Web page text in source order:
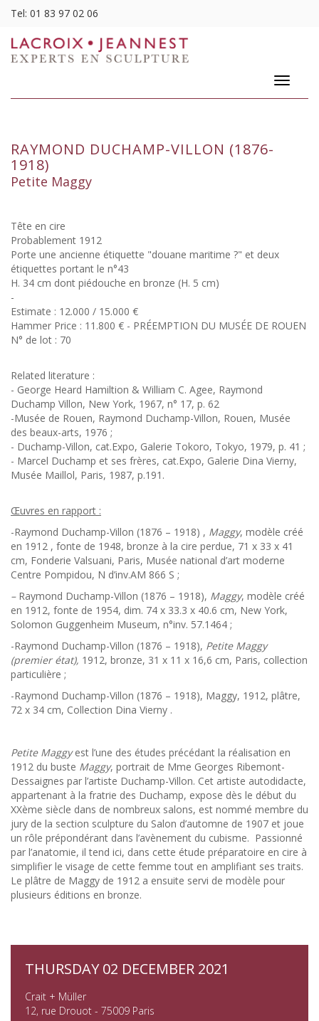
Tel: 01 83 97 02 06
Toggle
RAYMOND DUCHAMP-VILLON (1876-
1918)
Petite Maggy
Tête en cire
Probablement 1912
Porte une ancienne étiquette "douane maritime ?" et deux
étiquettes portant le n°43
H. 34 cm dont piédouche en bronze (H. 5 cm)
-
Estimate : 12.000 / 15.000 €
Hammer Price : 11.800 € - PRÉEMPTION DU MUSÉE DE ROUEN
N° de lot : 70
Related literature :
- George Heard Hamiltion & William C. Agee, Raymond
Duchamp Villon, New York, 1967, n° 17, p. 62
-Musée de Rouen, Raymond Duchamp-Villon, Rouen, Musée
des beaux-arts, 1976 ;
- Duchamp-Villon, cat.Expo, Galerie Tokoro, Tokyo, 1979, p. 41 ;
- Marcel Duchamp et ses frères, cat.Expo, Galerie Dina Vierny,
Musée Maillol, Paris, 1987, p.191.
Œuvres en rapport :
-Raymond Duchamp-Villon (1876 – 1918) , Maggy, modèle créé
en 1912 , fonte de 1948, bronze à la cire perdue, 71 x 33 x 41
cm, Fonderie Valsuani, Paris, Musée national d’art moderne
Centre Pompidou, N d’inv.AM 866 S ;
– Raymond Duchamp-Villon (1876 – 1918), Maggy, modèle créé
en 1912, fonte de 1954, dim. 74 x 33.3 x 40.6 cm, New York,
Solomon Guggenheim Museum, n°inv. 57.1464 ;
-Raymond Duchamp-Villon (1876 – 1918), Petite Maggy
(premier état), 1912, bronze, 31 x 11 x 16,6 cm, Paris, collection
particulière ;
-Raymond Duchamp-Villon (1876 – 1918), Maggy, 1912, plâtre,
72 x 34 cm, Collection Dina Vierny .
Petite Maggyest l’une des études précédant la réalisation en
1912 du buste Maggy, portrait de Mme Georges Ribemont-
Dessaignes par l’artiste Duchamp-Villon. Cet artiste autodidacte,
appartenant à la fratrie des Duchamp, expose dès le début du
XXème siècle dans de nombreux salons, est nommé membre du
jury de la section sculpture du Salon d’automne de 1907 et joue
un rôle prépondérant dans l’avènement du cubisme. Passionné
par l’anatomie, il tend ici, dans cette étude préparatoire en cire à
simplifier le visage de cette femme tout en amplifiant ses traits.
Le plâtre de Maggy de 1912 a ensuite servi de modèle pour
plusieurs éditions en bronze.
THURSDAY 02 DECEMBER 2021
Crait + Müller
12, rue Drouot - 75009 Paris